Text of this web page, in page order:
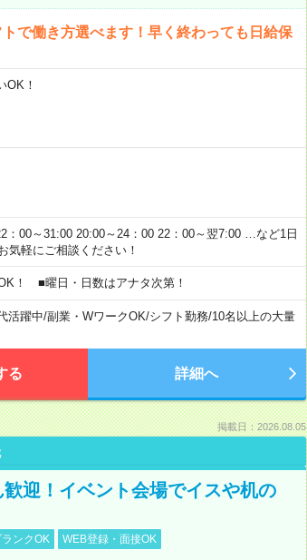
で働き方選べます！早く終わっても日給保
！
：00～31:00 20:00～24：00 22：00～翌7:00 …など1日
気軽にご相談ください！
！ ■曜日・日数はアナタ次第！
活躍中/副業・WワークOK/シフト勤務/10名以上の大量
る 詳細へ
掲載日：2026.08.05
迎！イベント会場でイスや机の
ランクOK WEB登録・面接OK